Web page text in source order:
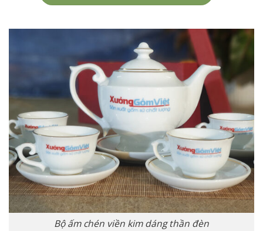
Bộ ấm chén viền kim dáng thần đèn